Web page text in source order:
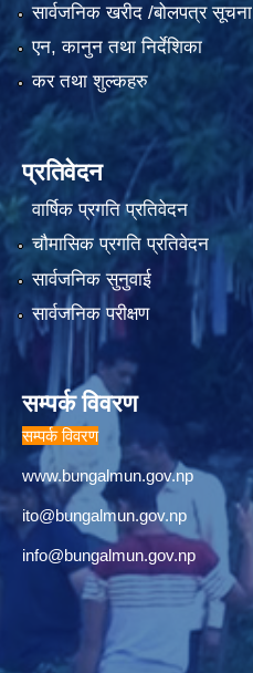
सार्वजनिक खरीद /बोलपत्र सूचना
एन, कानुन तथा निर्देशिका
कर तथा शुल्कहरु
प्रतिवेदन
वार्षिक प्रगति प्रतिवेदन
चौमासिक प्रगति प्रतिवेदन
सार्वजनिक सुनुवाई
सार्वजनिक परीक्षण
सम्पर्क विवरण
सम्पर्क विवरण
www.bungalmun.gov.np
ito@bungalmun.gov.np
info@bungalmun.gov.np